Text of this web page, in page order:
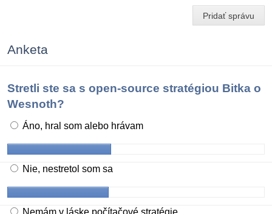
Pridať správu
Anketa
Stretli ste sa s open-source stratégiou Bitka o
Wesnoth?
Áno, hral som alebo hrávam
Nie, nestretol som sa
Nemám v láske počítačové stratégie